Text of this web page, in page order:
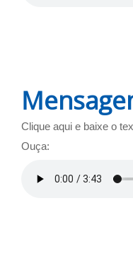
Clique aqui e baixe o
Ouça: